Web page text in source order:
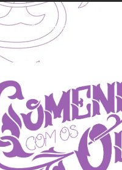
Agenda de eventos